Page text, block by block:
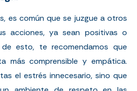
es común que se juzgue a otros
acciones, ya sean positivas o
esto, te recomendamos que
más comprensible y empática.
el estrés innecesario, sino que